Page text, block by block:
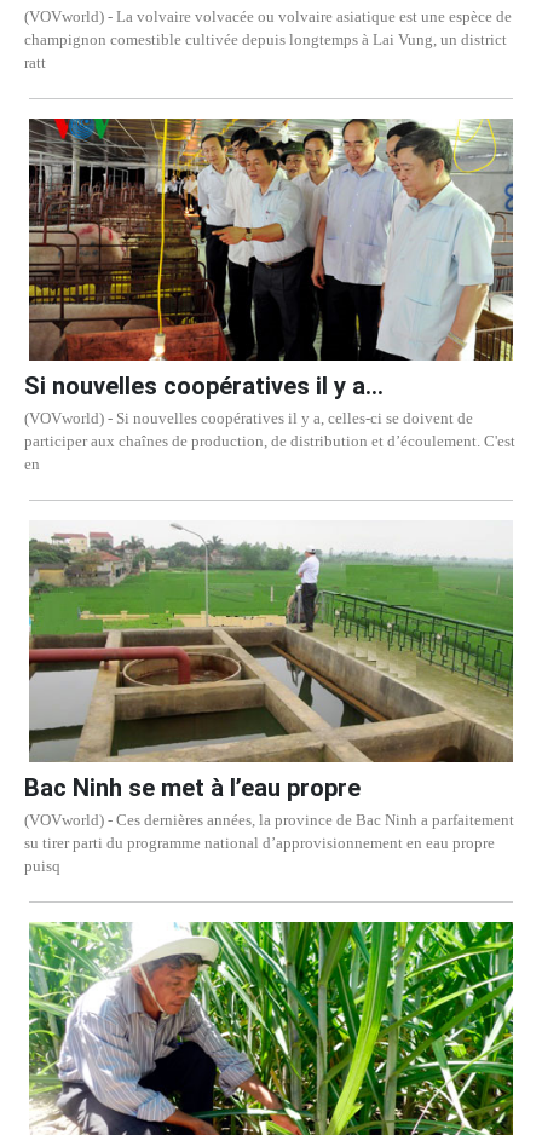
(VOVworld) - La volvaire volvacée ou volvaire asiatique est une espèce de
champignon comestible cultivée depuis longtemps à Lai Vung, un district
ratt
Si nouvelles coopératives il y a...
(VOVworld) - Si nouvelles coopératives il y a, celles-ci se doivent de
participer aux chaînes de production, de distribution et d’écoulement. C'est
en
Bac Ninh se met à l’eau propre
(VOVworld) - Ces dernières années, la province de Bac Ninh a parfaitement
su tirer parti du programme national d’approvisionnement en eau propre
puisq